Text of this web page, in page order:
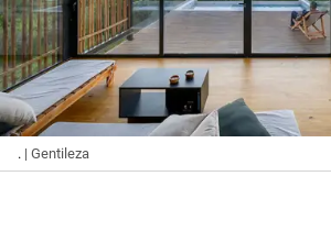
. | Gentileza